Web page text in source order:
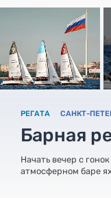
РЕГАТА САНКТ-
Барная
Начать вечер с
атмосферном баре